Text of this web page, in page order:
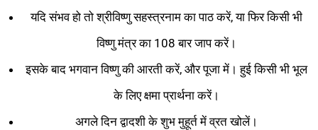
यदि संभव हो तो श्रीविष्णु सहस्त्रनाम का पाठ करें, या फिर किसी भी
विष्णु मंत्र का 108 बार जाप करें।
इसके बाद भगवान विष्णु की आरती करें, और पूजा में। हुई किसी भी भूल
के लिए क्षमा प्रार्थना करें।
अगले दिन द्वादशी के शुभ मुहूर्त में व्रत खोलें।